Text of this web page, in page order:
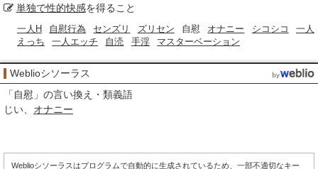
単独で性的快感を得ること
一人H 自慰行為 センズリ ズリセン 自慰 オナニー シコシコ
一人
えっち
一人エッチ 自涜 手淫 マスターベーション
Weblioシソーラス
「 自慰 」の言い換え・類義語
じい
オナニー
Weblioシソーラスはプログラムで自動的に生成されているため、一部不適切なキー